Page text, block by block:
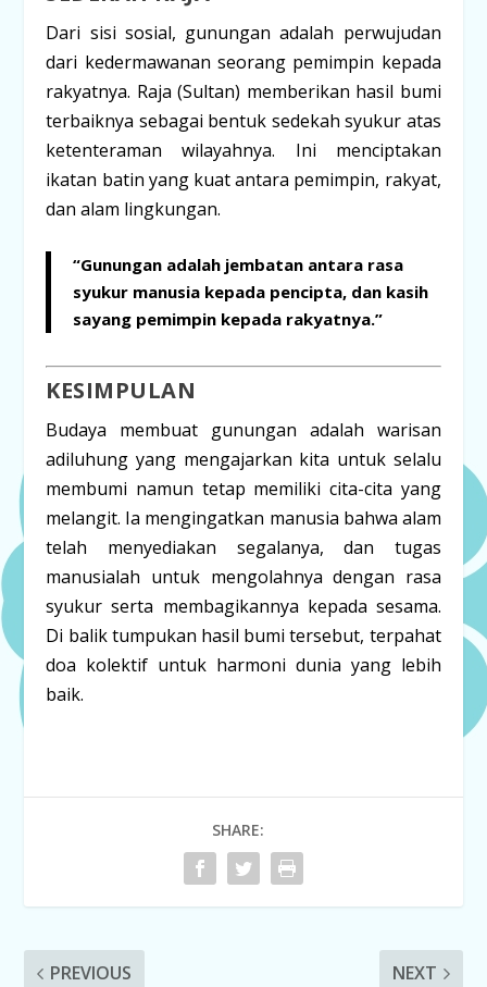
Dari sisi sosial, gunungan adalah perwujudan
dari kedermawanan seorang pemimpin kepada
rakyatnya. Raja (Sultan) memberikan hasil bumi
terbaiknya sebagai bentuk sedekah syukur atas
ketenteraman wilayahnya. Ini menciptakan
ikatan batin yang kuat antara pemimpin, rakyat,
dan alam lingkungan.
“Gunungan adalah jembatan antara rasa
syukur manusia kepada pencipta, dan kasih
sayang pemimpin kepada rakyatnya.”
KESIMPULAN
Budaya membuat gunungan adalah warisan
adiluhung yang mengajarkan kita untuk selalu
membumi namun tetap memiliki cita-cita yang
melangit. Ia mengingatkan manusia bahwa alam
telah menyediakan segalanya, dan tugas
manusialah untuk mengolahnya dengan rasa
syukur serta membagikannya kepada sesama.
Di balik tumpukan hasil bumi tersebut, terpahat
doa kolektif untuk harmoni dunia yang lebih
baik.
SHARE:
PREVIOUS NEXT